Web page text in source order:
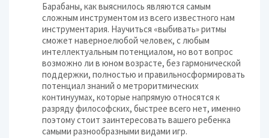
Барабаны, как выяснилось являются самым
сложным инструментом из всего известного нам
инструментария. Научиться «выбивать» ритмы
сможет наверноелюбой человек, с любым
интеллектуальным потенциалом, но вот вопрос
возможно ли в юном возрасте, без гармонической
поддержки, полностью и правильносформировать
потенциал знаний о метроритмических
континуумах, которые напрямую относятся к
разряду философских, быстрее всего нет, именно
поэтому стоит заинтересовать вашего ребенка
самыми разнообразными видами игр.